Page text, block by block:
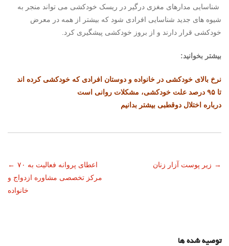
شناسایی مدارهای مغزی درگیر در ریسک خودکشی می تواند منجر به
شیوه های جدید شناسایی افرادی شود که بیشتر از همه در معرض
خودکشی قرار دارند و از بروز خودکشی پیشگیری کرد.
بیشتر بخوانید:
نرخ بالای خودکشی در خانواده و دوستان افرادی که خودکشی کرده اند
تا ۹۵ درصد علت خودکشی، مشکلات روانی است
درباره اختلال دوقطبی بیشتر بدانیم
ناوبری
← اعطای پروانه فعالیت به ۷۰
مرکز تخصصی مشاوره ازدواج و
خانواده
زیر پوست آزار زنان →
توصیه شده ها